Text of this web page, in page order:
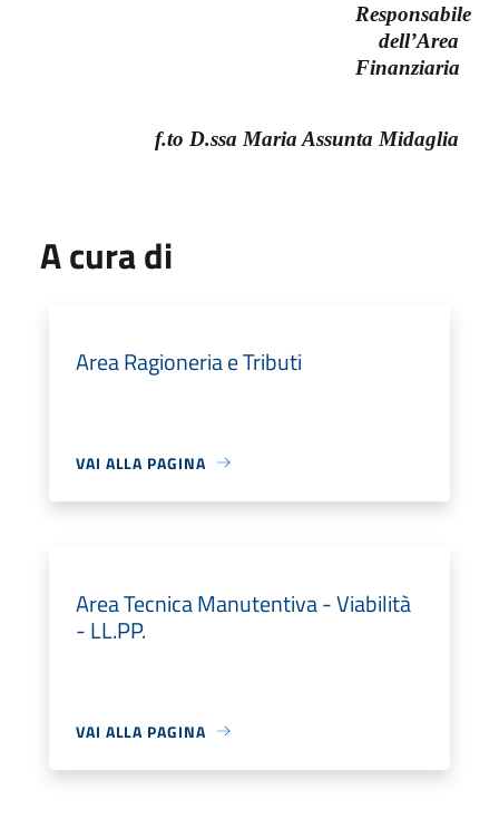
Responsabile
dell’Area
Finanziaria
f.to D.ssa Maria Assunta Midaglia
A cura di
Area Ragioneria e Tributi
VAI ALLA PAGINA
Area Tecnica Manutentiva - Viabilità
- LL.PP.
VAI ALLA PAGINA